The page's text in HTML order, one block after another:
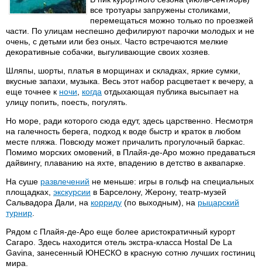
все тротуары запружены столиками,
перемещаться можно только по проезжей
части. По улицам неспешно дефилируют парочки молодых и не
очень, с детьми или без оных. Часто встречаются мелкие
декоративные собачки, выгуливающие своих хозяев.
Шляпы, шорты, платья в морщинах и складках, яркие сумки,
вкусные запахи, музыка. Весь этот набор расцветает к вечеру, а
еще точнее к ночи когда отдыхающая публика высыпает на
улицу попить, поесть, погулять.
Но море, ради которого сюда едут, здесь царственно. Несмотря
на галечность берега, подход к воде быстр и краток в любом
месте пляжа. Повсюду может причалить прогулочный баркас.
Помимо морских омовений, в Плайя-де-Аро можно предаваться
дайвингу, плаванию на яхте, впадению в детство в аквапарке.
На суше развлечений не меньше: игры в гольф на специальных
площадках, экскурсии в Барселону, Жерону, театр-музей
Сальвадора Дали, на корриду (по выходным), на рыцарский
турнир
Рядом с Плайя-де-Аро еще более аристократичный курорт
Сагаро. Здесь находится отель экстра-класса Hostal De La
Gavina, занесенный ЮНЕСКО в красную сотню лучших гостиниц
мира.